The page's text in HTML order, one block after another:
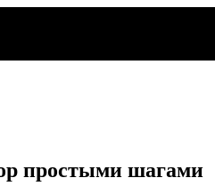
простыми шагами